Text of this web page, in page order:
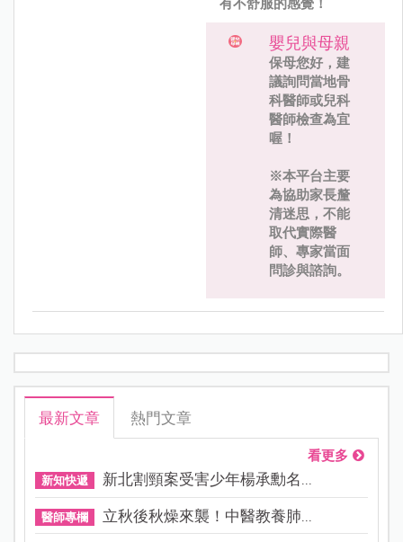
有不舒服的感覺！
嬰兒與母親
保母您好，建
議詢問當地骨
科醫師或兒科
醫師檢查為宜
喔！
※本平台主要
為協助家長釐
清迷思，不能
取代實際醫
師、專家當面
問診與諮詢。
最新文章 熱門文章
看更多
新知快遞 新北割頸案受害少年楊承勳名...
醫師專欄 立秋後秋燥來襲！中醫教養肺...